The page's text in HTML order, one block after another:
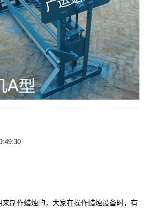
制作蜡烛的，大家在操作蜡烛设备时，有